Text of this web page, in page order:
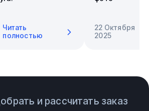
Читать
полностью
22 Октября
2025
и рассчитать заказ